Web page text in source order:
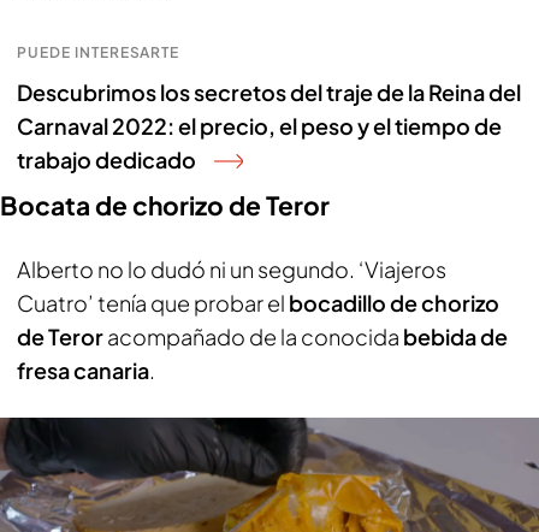
PUEDE INTERESARTE
Descubrimos los secretos del traje de la Reina del
Carnaval 2022: el precio, el peso y el tiempo de
trabajo dedicado
Bocata de chorizo de Teror
Alberto no lo dudó ni un segundo. ‘Viajeros
Cuatro’ tenía que probar el bocadillo de chorizo
de Teroracompañado de la conocida bebida de
fresa canaria.